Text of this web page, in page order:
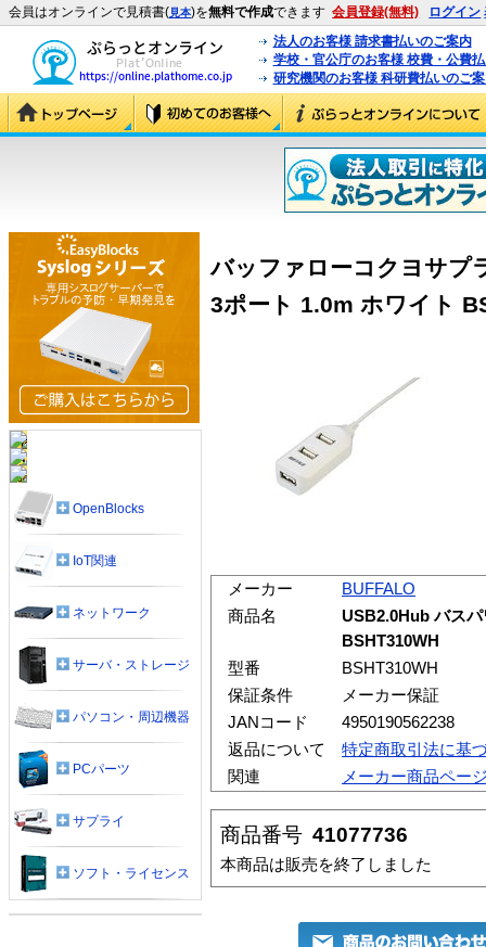
会員はオンラインで見積書(見本)を無料で作成できます 会員登録(無料) ログイン
法人のお客様 請求書払いのご案内
学校・官公庁のお客様 校費・公費
研究機関のお客様 科研費払いのご
バッファローコクヨサプ
3ポート 1.0m ホワイト
メーカー
BUFFALO
商品名
USB2.0Hub バス
BSHT310WH
型番
BSHT310WH
保証条件
メーカー保証
JANコード
4950190562238
返品について
特定商取引法に基
関連
メーカー商品ペー
商品番号 41077736
本商品は販売を終了しました
OpenBlocks
IoT関連
ネットワーク
サーバ・ストレージ
パソコン・周辺機器
PCパーツ
サプライ
ソフト・ライセンス